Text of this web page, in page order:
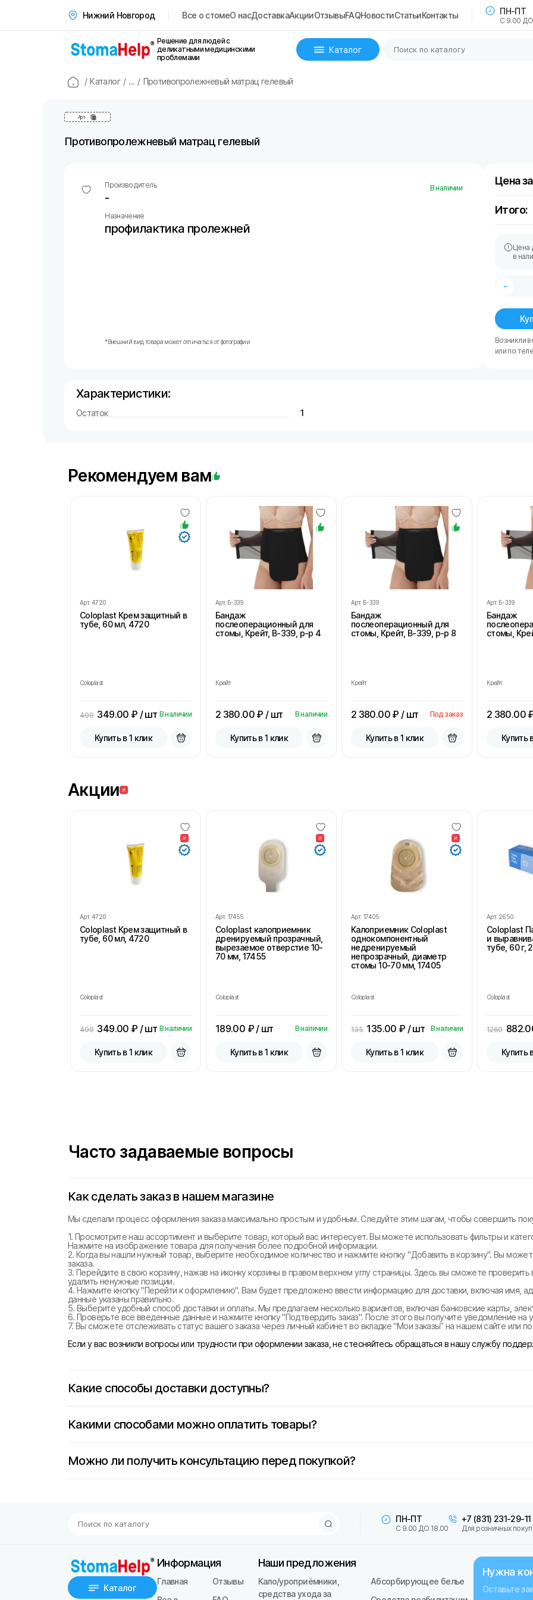
Нижний Новгород Все о стомеО насДоставкаАкцииОтзывыFAQНовостиСтатьиКонтакты ПН-ПТ
С 9.00
Решение для людей с
деликатными медицинскими
проблемами
Каталог
/ Каталог / ... / Противопролежневый матрац гелевый
Арт
Противопролежневый матрац гелевый
Производитель
-
Назначение
профилактика пролежней
*Внешний вид товара может отличаться от фотографии
В наличии
Цена
Итого:
Цена
в
-
Возникли
или по
Характеристики:
Остаток 1
Рекомендуем вам
Арт. 4720
Coloplast Крем защитный в
тубе, 60 мл, 4720
Coloplast
499 349.00 ₽ / шт В наличии
Купить в 1 клик
Арт. Б-339
Бандаж
послеоперационный для
стомы, Крейт, В-339, р-р 4
Крейт
2 380.00₽ / шт В наличии
Купить в 1 клик
Арт. Б-339
Бандаж
послеоперационный для
стомы, Крейт, В-339, р-р 8
Крейт
2 380.00₽ / шт Под заказ
Купить в 1 клик
Арт. Б-339
Бандаж
стомы,
Крейт
2 380.00
Купить
Акции
Арт. 4720
Coloplast Крем защитный в
тубе, 60 мл, 4720
Coloplast
499 349.00 ₽ / шт В наличии
Купить в 1 клик
Арт. 17455
Coloplast калоприемник
дренируемый прозрачный,
вырезаемое отверстие 10-
70 мм, 17455
Coloplast
189.00 ₽ / шт В наличии
Купить в 1 клик
Арт. 17405
Калоприемник Coloplast
однокомпонентный
недренируемый
непрозрачный, диаметр
стомы 10-70 мм, 17405
Coloplast
135 135.00 ₽ / шт В наличии
Купить в 1 клик
Арт. 2650
Coloplast
и
тубе, 60 г,
Coloplast
1260
Купить
Часто задаваемые вопросы
Как сделать заказ в нашем магазине
Мы сделали процесс оформления заказа максимально простым и удобным. Следуйте этим шагам, чтобы совершить
1. Просмотрите наш ассортимент и выберите товар, который вас интересует. Вы можете использовать фильтры и
Нажмите на изображение товара для получения более подробной информации.
2. Когда вы нашли нужный товар, выберите необходимое количество и нажмите кнопку "Добавить в корзину". Вы
заказа.
3. Перейдите в свою корзину, нажав на иконку корзины в правом верхнем углу страницы. Здесь вы сможете
удалить ненужные позиции.
4. Нажмите кнопку "Перейти к оформлению". Вам будет предложено ввести информацию для доставки, включая имя,
данные указаны правильно.
5. Выберите удобный способ доставки и оплаты. Мы предлагаем несколько вариантов, включая банковские карты,
6. Проверьте все введенные данные и нажмите кнопку "Подтвердить заказ". После этого вы получите уведомление на
7. Вы сможете отслеживать статус вашего заказа через личный кабинет во вкладке “Мои заказы” на нашем сайте или
Если у вас возникли вопросы или трудности при оформлении заказа, не стесняйтесь обращаться в нашу службу
Какие способы доставки доступны?
Какими способами можно оплатить товары?
Можно ли получить консультацию перед покупкой?
ПН-ПТ
С 9.00 ДО 18.00
+7 (831) 231-29-11
Для розничных
Каталог
Информация
Главная
Отзывы
Наши предложения
Кало/уроприёмники,
средства ухода за
Абсорбирующее белье
Нужна
Оставьте